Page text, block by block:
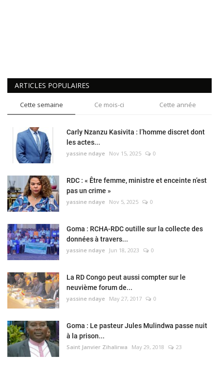
ARTICLES POPULAIRES
Cette semaine Ce mois-ci Cette année
Carly Nzanzu Kasivita : l’homme discret dont
les actes...
yassine ndaye Nov 15, 2025 0
RDC : « Être femme, ministre et enceinte n’est
pas un crime »
yassine ndaye Nov 5, 2025 0
Goma : RCHA-RDC outille sur la collecte des
données à travers...
yassine ndaye Jun 18, 2023 0
La RD Congo peut aussi compter sur le
neuvième forum de...
yassine ndaye May 27, 2017 0
Goma : Le pasteur Jules Mulindwa passe nuit
à la prison...
Saint Janvier Zihalirwa May 29, 2018 23